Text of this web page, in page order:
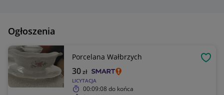
Ogłoszenia
Porcelana Wałbrzych
LICYTACJA
30zł
00:09:08 do końca